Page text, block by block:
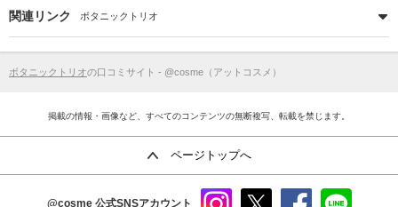
関連リンク ボタニックトリオ
ボタニックトリオの口コミサイト - @cosme（アットコスメ）
掲載の情報・画像など、すべてのコンテンツの無断複写、転載を禁じます。
ページトップへ
@cosme 公式SNSアカウント